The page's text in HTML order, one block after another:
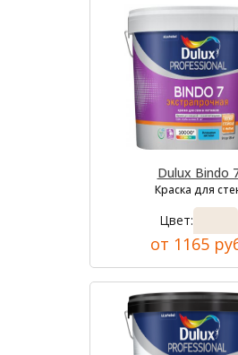
Dulux Bindo
Краска для
Цвет:
от 1165